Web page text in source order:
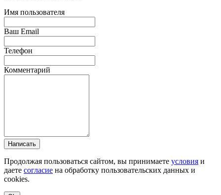
Имя пользователя
Ваш Email
Телефон
Комментарий
Написать
Продолжая пользоваться сайтом, вы принимаете условия и
даете согласие на обработку пользовательских данных и
cookies.